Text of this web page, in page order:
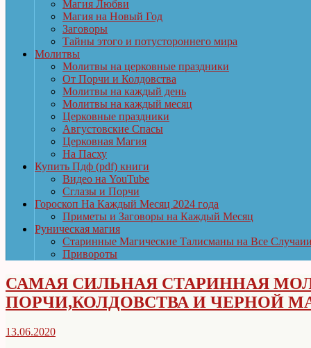
Магия Любви
Магия на Новый Год
Заговоры
Тайны этого и потустороннего мира
Молитвы
Молитвы на церковные праздники
От Порчи и Колдовства
Молитвы на каждый день
Молитвы на каждый месяц
Церковные праздники
Августовские Спасы
Церковная Магия
На Пасху
Купить Пдф (pdf) книги
Видео на YouTube
Сглазы и Порчи
Гороскоп На Каждый Месяц 2024 года
Приметы и Заговоры на Каждый Месяц
Руническая магия
Старинные Магические Талисманы на Все
Привороты
САМАЯ СИЛЬНАЯ СТАРИННАЯ
ПОРЧИ,КОЛДОВСТВА И ЧЕРНОЙ
13.06.2020